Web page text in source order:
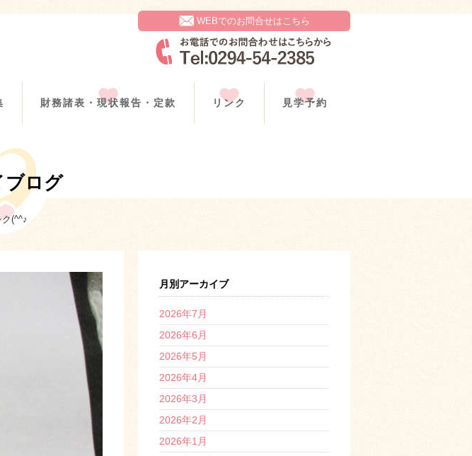
WEBでのお問合せはこちら
財務諸表・現状報告・定款 リンク 見学予約
ブログ
(^^♪
月別アーカイブ
2026年7月
2026年6月
2026年5月
2026年4月
2026年3月
2026年2月
2026年1月